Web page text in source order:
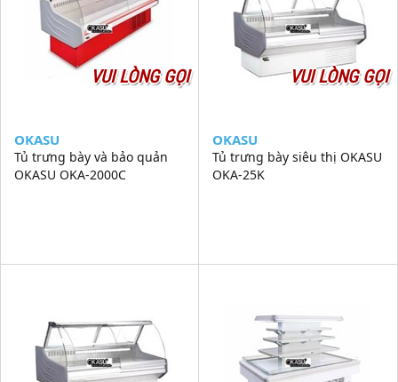
VUI LÒNG GỌI
OKASU
Tủ trưng bày và bảo quản
OKASU OKA-2000C
VUI LÒNG GỌI
OKASU
Tủ trưng bày siêu thị OKASU
OKA-25K